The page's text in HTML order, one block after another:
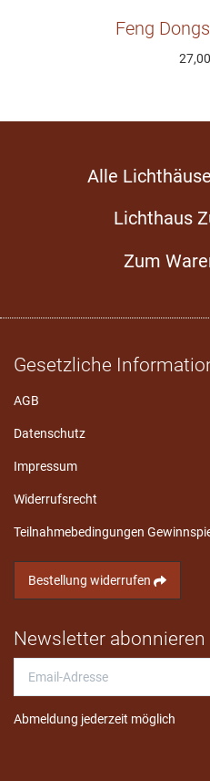
Feng
Alle
Lichthaus
Zum
Gesetzliche
AGB
Datenschutz
Impressum
Widerrufsrecht
Teilnahmebedingungen
Bestellung widerrufen
Newsletter abonnieren
Adresse
Abmeldung jederzeit möglich